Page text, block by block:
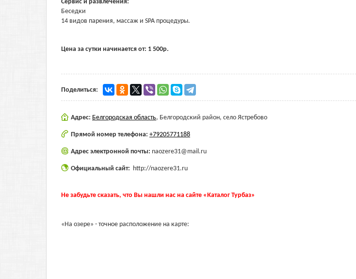
Сервис и развлечения:
Беседки
14 видов парения, массаж и SPA процедуры.
Цена за сутки начинается от: 1 500р.
Поделиться:
Адрес: Белгородская область, Белгородский район, село Ястребово
Прямой номер телефона: +79205771188
Адрес электронной почты: naozere31@mail.ru
Официальный сайт: http://naozere31.ru
Не забудьте сказать, что Вы нашли нас на сайте «Каталог Турбаз»
«На озере» - точное расположение на карте: